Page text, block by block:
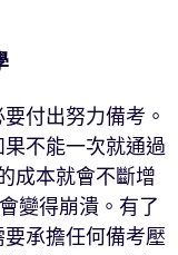
付出努力備考。
果不能一次就通過
成本就會不斷增
變得崩潰。有了
承擔任何備考壓